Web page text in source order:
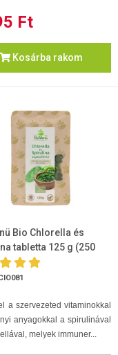
Ft
Kosárba rakom
Bio Chlorella és
tabletta 125 g (250
a szervezeted vitaminokkal
anyagokkal a spirulinával
melyek immuner...